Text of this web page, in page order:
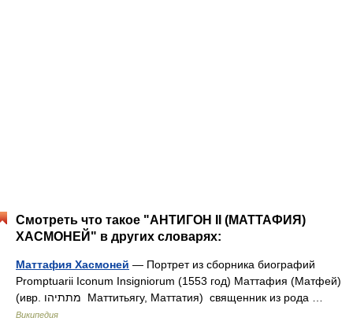
Смотреть что такое "АНТИГОН II (МАТТАФИЯ)
ХАСМОНЕЙ" в других словарях:
Маттафия Хасмоней — Портрет из сборника биографий
Promptuarii Iconum Insigniorum (1553 год) Маттафия (Матфей)
(ивр. מתתיהו‎ Маттитьягу, Маттатия) священник из рода …
Википедия